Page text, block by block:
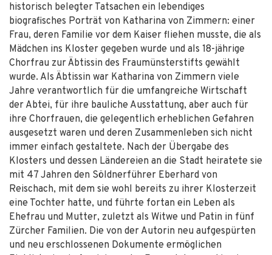
historisch belegter Tatsachen ein lebendiges
biografisches Porträt von Katharina von Zimmern: einer
Frau, deren Familie vor dem Kaiser fliehen musste, die als
Mädchen ins Kloster gegeben wurde und als 18-jährige
Chorfrau zur Äbtissin des Fraumünsterstifts gewählt
wurde. Als Äbtissin war Katharina von Zimmern viele
Jahre verantwortlich für die umfangreiche Wirtschaft
der Abtei, für ihre bauliche Ausstattung, aber auch für
ihre Chorfrauen, die gelegentlich erheblichen Gefahren
ausgesetzt waren und deren Zusammenleben sich nicht
immer einfach gestaltete. Nach der Übergabe des
Klosters und dessen Ländereien an die Stadt heiratete sie
mit 47 Jahren den Söldnerführer Eberhard von
Reischach, mit dem sie wohl bereits zu ihrer Klosterzeit
eine Tochter hatte, und führte fortan ein Leben als
Ehefrau und Mutter, zuletzt als Witwe und Patin in fünf
Zürcher Familien. Die von der Autorin neu aufgespürten
und neu erschlossenen Dokumente ermöglichen